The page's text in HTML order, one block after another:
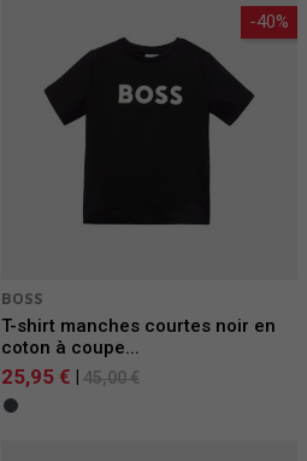
-40%
BOSS
T-shirt manches courtes noir en
coton à coupe...
25,95 € | 45,00 €